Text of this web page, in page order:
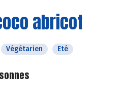
abricot
Végétarien Eté